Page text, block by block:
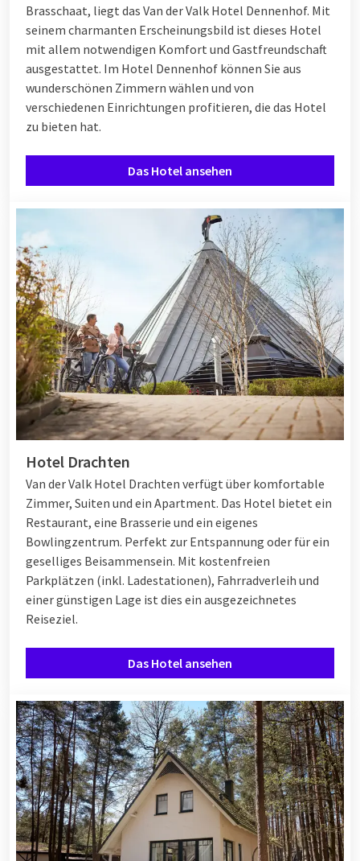
Brasschaat, liegt das Van der Valk Hotel Dennenhof. Mit
seinem charmanten Erscheinungsbild ist dieses Hotel
mit allem notwendigen Komfort und Gastfreundschaft
ausgestattet. Im Hotel Dennenhof können Sie aus
wunderschönen Zimmern wählen und von
verschiedenen Einrichtungen profitieren, die das Hotel
zu bieten hat.
Das Hotel ansehen
Hotel Drachten
Van der Valk Hotel Drachten verfügt über komfortable
Zimmer, Suiten und ein Apartment. Das Hotel bietet ein
Restaurant, eine Brasserie und ein eigenes
Bowlingzentrum. Perfekt zur Entspannung oder für ein
geselliges Beisammensein. Mit kostenfreien
Parkplätzen (inkl. Ladestationen), Fahrradverleih und
einer günstigen Lage ist dies ein ausgezeichnetes
Reiseziel.
Das Hotel ansehen